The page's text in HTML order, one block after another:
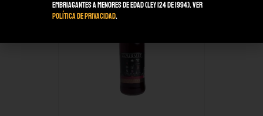
embriagantes a menores de edad (Ley 124 de 1994). Ver
Política de Privacidad.